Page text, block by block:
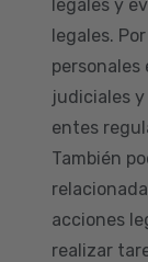
legales y
legales.
personales
judiciales
entes
También
acciones
realizar